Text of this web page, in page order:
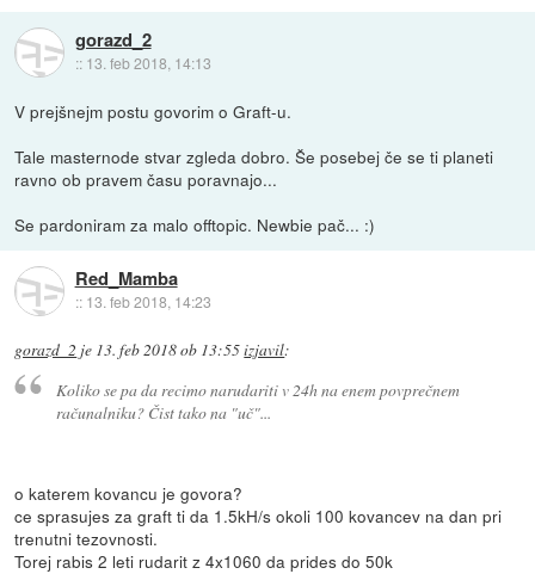
gorazd_2
:: 13. feb 2018, 14:13
V prejšnejm postu govorim o Graft-u.
Tale masternode stvar zgleda dobro. Še posebej če se ti planeti
ravno ob pravem času poravnajo...
Se pardoniram za malo offtopic. Newbie pač... :)
Red_Mamba
:: 13. feb 2018, 14:23
gorazd_2 je 13. feb 2018 ob 13:55izjavil:
Koliko se pa da recimo narudariti v 24h na enem povprečnem
računalniku? Čist tako na "uč"...
o katerem kovancu je govora?
ce sprasujes za graft ti da 1.5kH/s okoli 100 kovancev na dan pri
trenutni tezovnosti.
Torej rabis 2 leti rudarit z 4x1060 da prides do 50k